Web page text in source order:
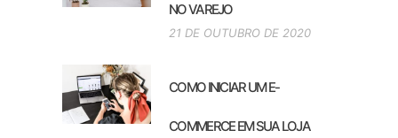
NO VAREJO
21 DE OUTUBRO DE 2020
COMO INICIAR UM E-
COMMERCE EM SUA LOJA